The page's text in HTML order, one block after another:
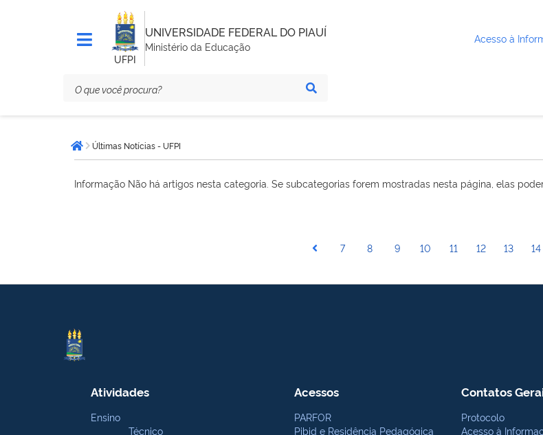
UFPI
UNIVERSIDADE FEDERAL DO PIAUÍ
Ministério da Educação
Acesso à
está
aqui:Página inicial
Últimas Notícias - UFPI
Informação Não há artigos nesta categoria. Se subcategorias forem mostradas nesta página, elas
7 8 9 10 11 12 13 14
Atividades
Ensino
Técnico
Acessos
PARFOR
Pibid e Residência Pedagógica
Contatos
Protocolo
Acesso à